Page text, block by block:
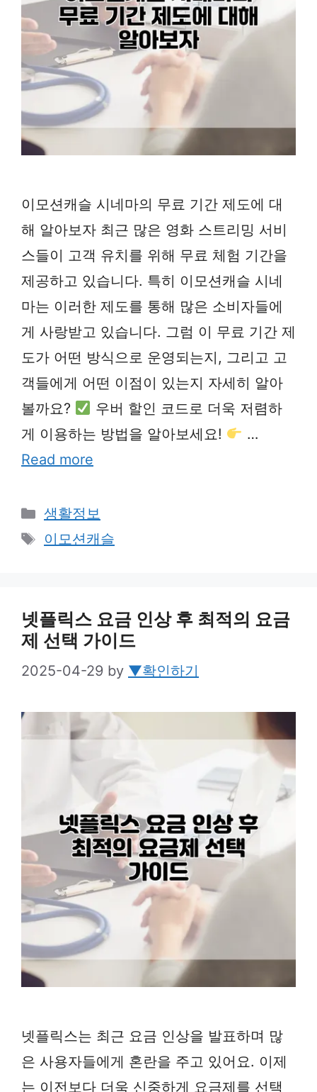
이모션캐슬 시네마의 무료 기간 제도에 대
해 알아보자 최근 많은 영화 스트리밍 서비
스들이 고객 유치를 위해 무료 체험 기간을
제공하고 있습니다. 특히 이모션캐슬 시네
마는 이러한 제도를 통해 많은 소비자들에
게 사랑받고 있습니다. 그럼 이 무료 기간 제
도가 어떤 방식으로 운영되는지, 그리고 고
객들에게 어떤 이점이 있는지 자세히 알아
볼까요?
우버 할인 코드로 더욱 저렴하
게 이용하는 방법을 알아보세요!
…
Read more
Categories
생활정보
Tags
이모션캐슬
넷플릭스 요금 인상 후 최적의 요금
제 선택 가이드
2025-04-29 by ▼확인하기
넷플릭스는 최근 요금 인상을 발표하며 많
은 사용자들에게 혼란을 주고 있어요. 이제
는 이전보다 더욱 신중하게 요금제를 선택